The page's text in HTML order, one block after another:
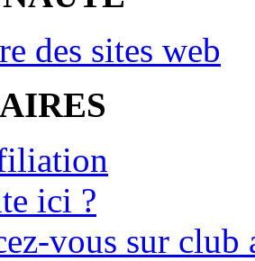
des sites web
ici ?
vous sur